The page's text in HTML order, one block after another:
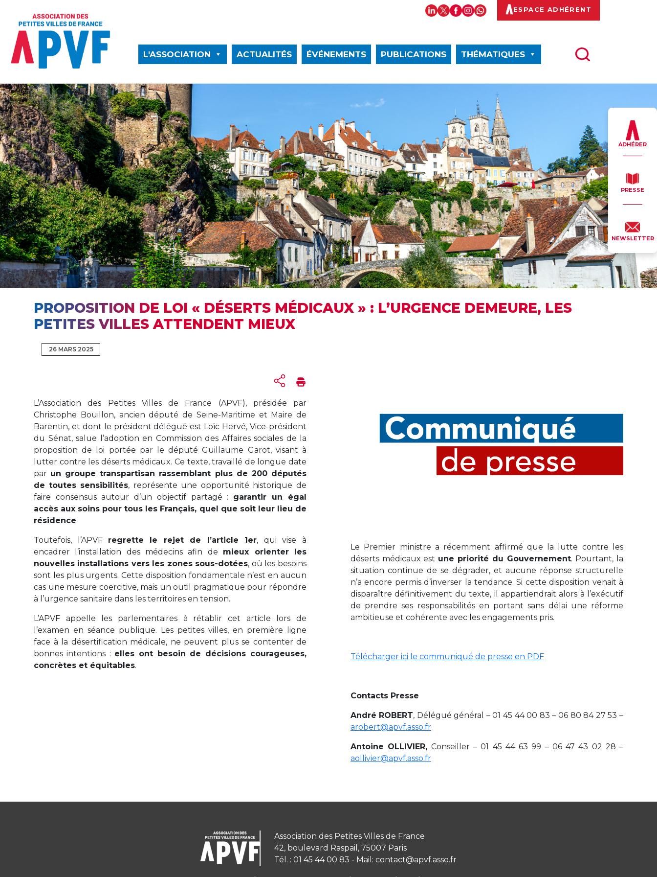
ESPACE ADHÉRENT
L'ASSOCIATION ACTUALITÉS ÉVÉNEMENTS PUBLICATIONS THÉMATIQUES
ADHÉRER
PRESSE
NEWSLETTER
PROPOSITION DE LOI « DÉSERTS MÉDICAUX » : L’URGENCE DEMEURE, LES
PETITES VILLES ATTENDENT MIEUX
26 MARS 2025
L’Association des Petites Villes de France (APVF), présidée par
Christophe Bouillon, ancien député de Seine-Maritime et Maire de
Barentin, et dont le président délégué est Loïc Hervé, Vice-président
du Sénat, salue l’adoption en Commission des Affaires sociales de la
proposition de loi portée par le député Guillaume Garot, visant à
lutter contre les déserts médicaux. Ce texte, travaillé de longue date
par un groupe transpartisan rassemblant plus de 200 députés
de toutes sensibilités, représente une opportunité historique de
faire consensus autour d’un objectif partagé : garantir un égal
accès aux soins pour tous les Français, quel que soit leur lieu de
résidence.
Toutefois, l’APVF regrette le rejet de l’article 1er, qui vise à
encadrer l’installation des médecins afin de mieux orienter les
nouvelles installations vers les zones sous-dotées, où les besoins
sont les plus urgents. Cette disposition fondamentale n’est en aucun
cas une mesure coercitive, mais un outil pragmatique pour répondre
à l’urgence sanitaire dans les territoires en tension.
L’APVF appelle les parlementaires à rétablir cet article lors de
l’examen en séance publique. Les petites villes, en première ligne
face à la désertification médicale, ne peuvent plus se contenter de
bonnes intentions : elles ont besoin de décisions courageuses,
concrètes et équitables.
Le Premier ministre a récemment affirmé que la lutte contre les
déserts médicaux est une priorité du Gouvernement. Pourtant, la
situation continue de se dégrader, et aucune réponse structurelle
n’a encore permis d’inverser la tendance. Si cette disposition venait à
disparaître définitivement du texte, il appartiendrait alors à l’exécutif
de prendre ses responsabilités en portant sans délai une réforme
ambitieuse et cohérente avec les engagements pris.
Télécharger ici le communiqué de presse en PDF
Contacts Presse
André ROBERT, Délégué général – 01 45 44 00 83 – 06 80 84 27 53 –
arobert@apvf.asso.fr
Antoine OLLIVIER, Conseiller – 01 45 44 63 99 – 06 47 43 02 28 –
aollivier@apvf.asso.fr
Association des Petites Villes de France
42, boulevard Raspail, 75007 Paris
Tél. : 01 45 44 00 83 - Mail: contact@apvf.asso.fr